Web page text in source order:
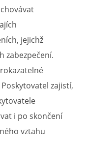
jejichž
zabezpečení.
zajistí,
i po skončení
vztahu